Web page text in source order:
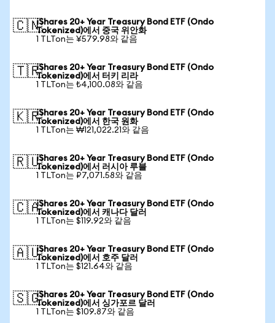
🇨🇳iShares 20+ Year Treasury Bond ETF (Ondo
Tokenized)에서 중국 위안화
1 TLTon는 ¥579.98와 같음
🇹🇷iShares 20+ Year Treasury Bond ETF (Ondo
Tokenized)에서 터키 리라
1 TLTon는 ₺4,100.08와 같음
🇰🇷iShares 20+ Year Treasury Bond ETF (Ondo
Tokenized)에서 한국 원화
1 TLTon는 ₩121,022.21와 같음
🇷🇺iShares 20+ Year Treasury Bond ETF (Ondo
Tokenized)에서 러시아 루블
1 TLTon는 ₽7,071.58와 같음
🇨🇦iShares 20+ Year Treasury Bond ETF (Ondo
Tokenized)에서 캐나다 달러
1 TLTon는 $119.92와 같음
🇦🇺iShares 20+ Year Treasury Bond ETF (Ondo
Tokenized)에서 호주 달러
1 TLTon는 $121.64와 같음
🇸🇬iShares 20+ Year Treasury Bond ETF (Ondo
Tokenized)에서 싱가포르 달러
1 TLTon는 $109.87와 같음